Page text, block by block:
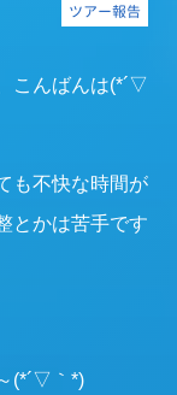
ツアー報告
こんばんは(*´▽
も不快な時間が
とかは苦手です
(*´▽｀*)